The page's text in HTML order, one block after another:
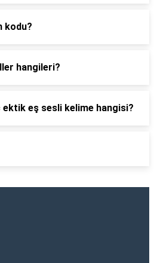
kodu?
hangileri?
ektik eş sesli kelime hangisi?